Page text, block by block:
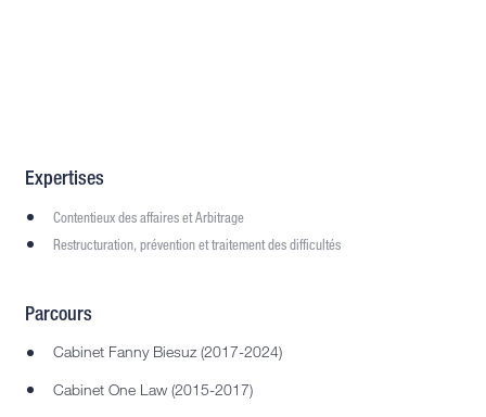
Expertises
Contentieux des affaires et Arbitrage
Restructuration, prévention et traitement des difficultés
Parcours
Cabinet Fanny Biesuz (2017-2024)
Cabinet One Law (2015-2017)